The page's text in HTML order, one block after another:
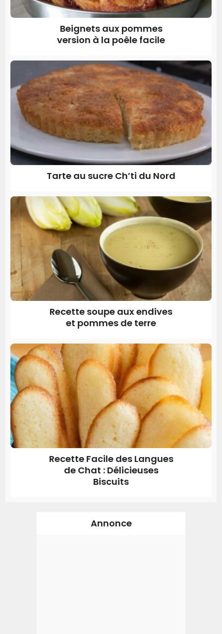
Beignets aux pommes
version à la poêle facile
Tarte au sucre Ch’ti du Nord
Recette soupe aux endives
et pommes de terre
Recette Facile des Langues
de Chat : Délicieuses
Biscuits
Annonce